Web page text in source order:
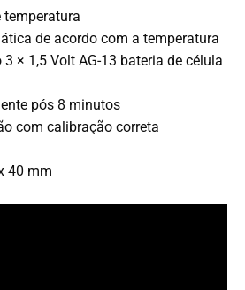
temperatura
de acordo com a temperatura
× 1,5 Volt AG-13 bateria de célula
pós 8 minutos
com calibração correta
40 mm